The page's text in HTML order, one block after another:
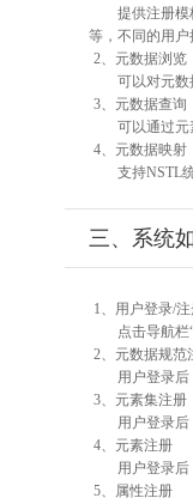
提供注册
等，不同的用
2、元数据浏览
可以对元数
3、元数据查询
可以通过
4、元数据映射
支持NSTL
三、系统
1、用户登录/
点击导航
2、元数据规范
用户登录
3、元素集注册
用户登录
4、元素注册
用户登录
5、属性注册